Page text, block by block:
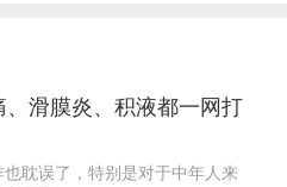
滑膜炎、积液都一网打
耽误了，特别是对于中年人来